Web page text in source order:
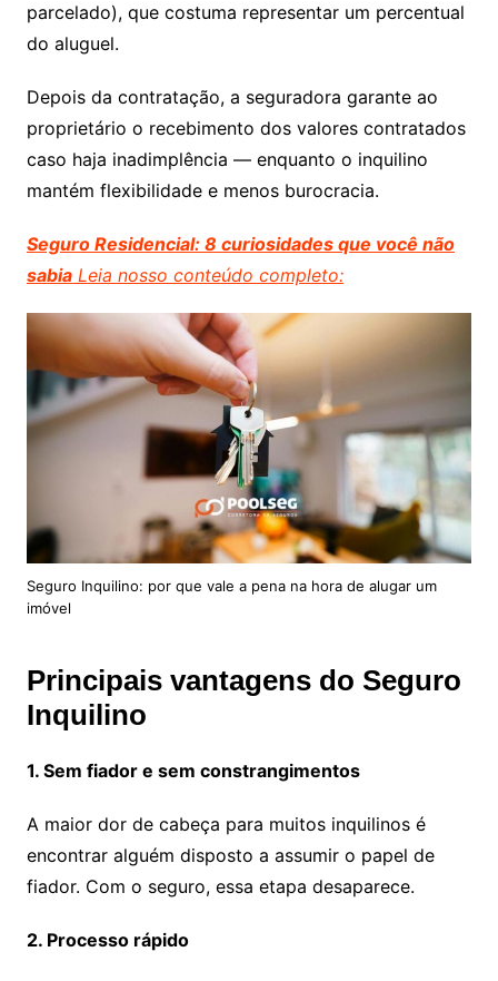
parcelado), que costuma representar um percentual
do aluguel.
Depois da contratação, a seguradora garante ao
proprietário o recebimento dos valores contratados
caso haja inadimplência — enquanto o inquilino
mantém flexibilidade e menos burocracia.
Seguro Residencial: 8 curiosidades que você não
sabiaLeia nosso conteúdo completo:
Seguro Inquilino: por que vale a pena na hora de alugar um
imóvel
Principais vantagens do Seguro
Inquilino
1. Sem fiador e sem constrangimentos
A maior dor de cabeça para muitos inquilinos é
encontrar alguém disposto a assumir o papel de
fiador. Com o seguro, essa etapa desaparece.
2. Processo rápido